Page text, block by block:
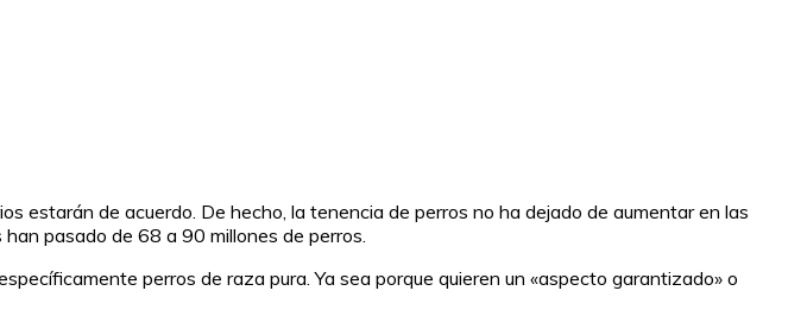
estarán de acuerdo. De hecho, la tenencia de perros no ha dejado de aumentar en las
pasado de 68 a 90 millones de perros.
perros de raza pura. Ya sea porque quieren un «aspecto garantizado» o